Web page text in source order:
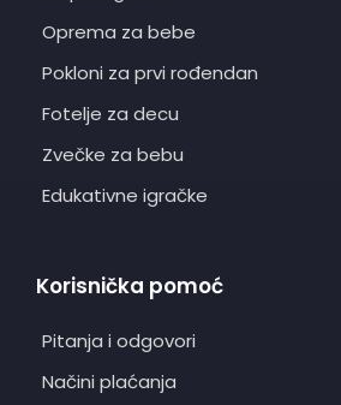
Oprema za bebe
Pokloni za prvi rođendan
Fotelje za decu
Zvečke za bebu
Edukativne igračke
Korisnička pomoć
Pitanja i odgovori
Načini plaćanja